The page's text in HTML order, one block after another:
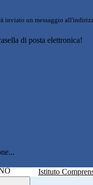
inviato un messaggio
di posta elettronica!
Istituto